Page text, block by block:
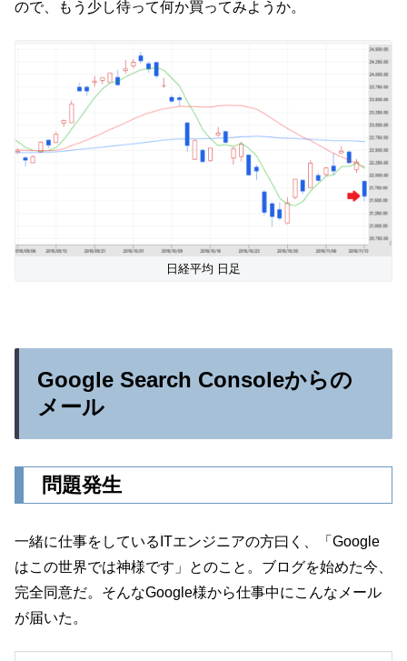
ので、もう少し待って何か買ってみようか。
日経平均 日足
Google Search Consoleからの
メール
問題発生
一緒に仕事をしているITエンジニアの方曰く、「Google
はこの世界では神様です」とのこと。ブログを始めた今、
完全同意だ。そんなGoogle様から仕事中にこんなメール
が届いた。